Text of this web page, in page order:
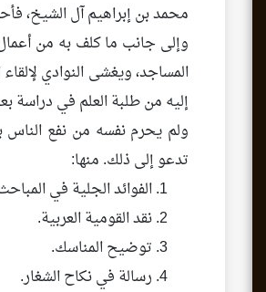
محمد بن إبراهيم آل الشيخ،
وإلى جانب ما كلف به من
المساجد، ويغشى النوادي
إليه من طلبة العلم في
ولم يحرم نفسه من نفع الناس
تدعو إلى ذلك. منها:
الفوائد الجلية في
نقد القومية العربية.
توضيح المناسك.
رسالة في نكاح الشغار.